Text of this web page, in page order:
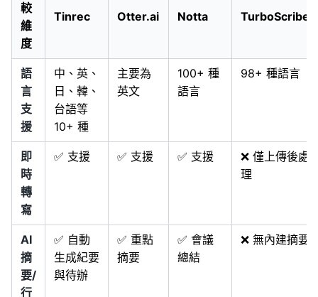
較
維
度
Tinrec Otter.ai Notta TurboScribe
語
言
支
援
中、英、
日、韓、
台語等
10+ 種
主要為
英文
100+ 種
語言
98+ 種語言
即
時
轉
寫
✅ 支援 ✅ 支援 ✅ 支援
❌ 僅上傳後處
理
AI
摘
要/
行
✅ 自動
生成紀要
與待辦
✅ 重點
摘要
✅ 會議
總結
❌ 無內建摘要